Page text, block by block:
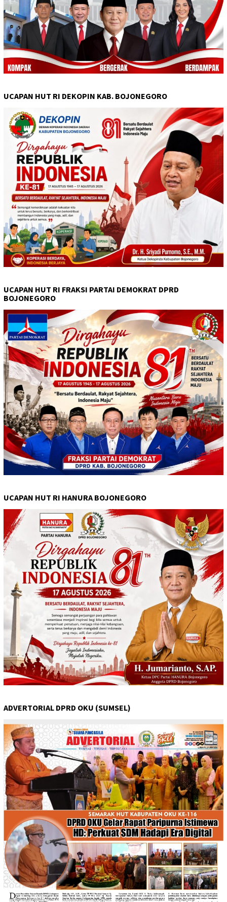
UCAPAN HUT RI DEKOPIN KAB. BOJONEGORO
UCAPAN HUT RI FRAKSI PARTAI DEMOKRAT DPRD
BOJONEGORO
UCAPAN HUT RI HANURA BOJONEGORO
ADVERTORIAL DPRD OKU (SUMSEL)